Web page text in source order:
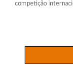
competição